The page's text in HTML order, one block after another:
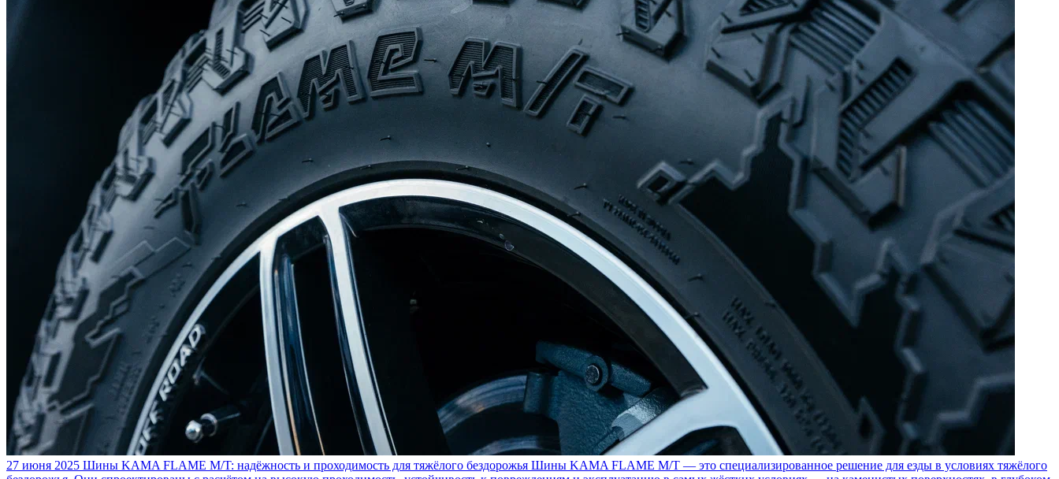
27 июня 2025 Шины KAMA FLAME M/T: надёжность и проходимость для тяжёлого бездорожья Шины KAMA FLAME M/T — это специализированное решение для езды в условиях тяжёлого